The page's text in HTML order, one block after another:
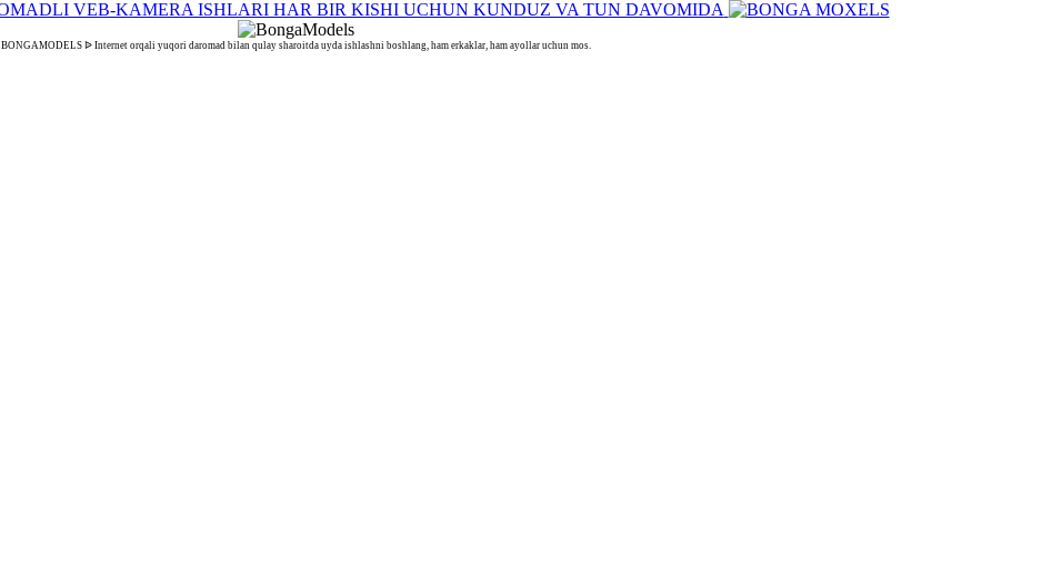
BONGAMODELS ᐉ Internet orqali yuqori daromad bilan qulay sharoitda uyda ishlashni boshlang, ham erkaklar, ham ayollar uchun mos.